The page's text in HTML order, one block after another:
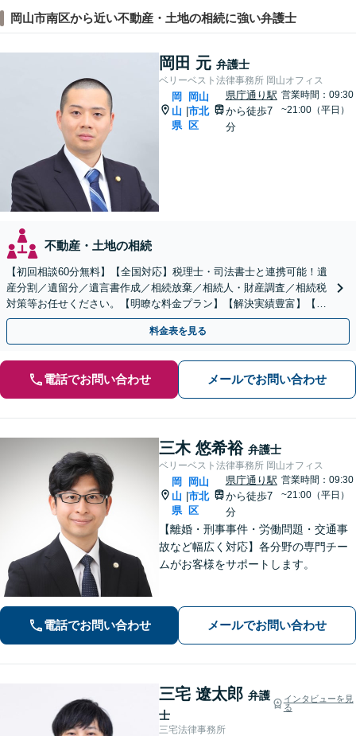
岡山市南区から近い不動産・土地の相続に強い弁護士
岡田 元 弁護士
ベリーベスト法律事務所 岡山オフィス
岡
山
県
|
岡山
市北
区
県庁通り駅
から徒歩7
分
営業時間：09:30
~21:00（平日）
不動産・土地の相続
【初回相談60分無料】【全国対応】税理士・司法書士と連携可能！遺
産分割／遺留分／遺言書作成／相続放棄／相続人・財産調査／相続税
対策等お任せください。【明瞭な料金プラン】【解決実績豊富】【電
話相談可】
料金表を見る
電話でお問い合わせ メールでお問い合わせ
三木 悠希裕 弁護士
ベリーベスト法律事務所 岡山オフィス
岡
山
県
|
岡山
市北
区
県庁通り駅
から徒歩7
分
営業時間：09:30
~21:00（平日）
【離婚・刑事事件・労働問題・交通事
故など幅広く対応】各分野の専門チー
ムがお客様をサポートします。
電話でお問い合わせ メールでお問い合わせ
三宅 遼太郎 弁護
士
インタビューを見
る
三宅法律事務所